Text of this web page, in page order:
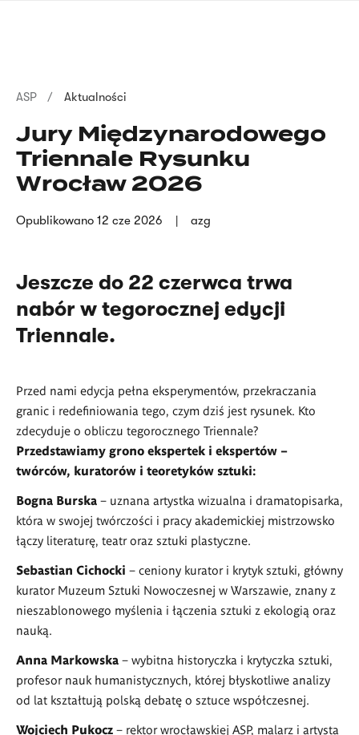
Ścieżka
nawigacyjna
ASP Aktualności
Jury Międzynarodowego
Triennale Rysunku
Wrocław 2026
Opublikowano 12 cze 2026 azg
Jeszcze do 22 czerwca trwa
nabór w tegorocznej edycji
Triennale.
Przed nami edycja pełna eksperymentów, przekraczania
granic i redefiniowania tego, czym dziś jest rysunek. Kto
zdecyduje o obliczu tegorocznego Triennale?
Przedstawiamy grono ekspertek i ekspertów –
twórców, kuratorów i teoretyków sztuki:
Bogna Burska – uznana artystka wizualna i dramatopisarka,
która w swojej twórczości i pracy akademickiej mistrzowsko
łączy literaturę, teatr oraz sztuki plastyczne.
Sebastian Cichocki – ceniony kurator i krytyk sztuki, główny
kurator Muzeum Sztuki Nowoczesnej w Warszawie, znany z
nieszablonowego myślenia i łączenia sztuki z ekologią oraz
nauką.
Anna Markowska – wybitna historyczka i krytyczka sztuki,
profesor nauk humanistycznych, której błyskotliwe analizy
od lat kształtują polską debatę o sztuce współczesnej.
Wojciech Pukocz – rektor wrocławskiej ASP, malarz i artysta